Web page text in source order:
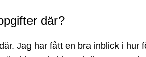
där?
Jag har fått en bra inblick i